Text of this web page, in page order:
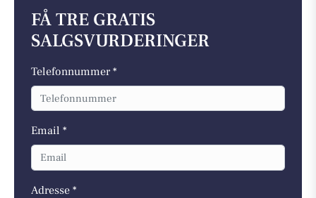
FÅ TRE GRATIS
SALGSVURDERINGER
Telefonnummer *
Email *
Adresse *